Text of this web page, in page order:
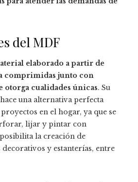
del MDF
elaborado a partir de
comprimidas junto con
otorga cualidades únicas. Su
una alternativa perfecta
en el hogar, ya que se
lijar y pintar con
la creación de
decorativos y estanterías, entre